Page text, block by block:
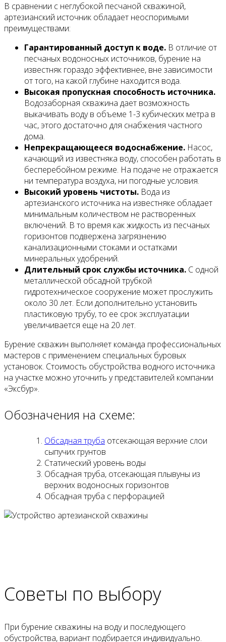
В сравнении с неглубокой песчаной скважиной,
артезианский источник обладает неоспоримыми
преимуществами:
Гарантированный доступ к воде. В отличие от
песчаных водоносных источников, бурение на
известняк гораздо эффективнее, вне зависимости
от того, на какой глубине находится вода.
Высокая пропускная способность источника.
Водозаборная скважина дает возможность
выкачивать воду в объеме 1-3 кубических метра в
час, этого достаточно для снабжения частного
дома.
Непрекращающееся водоснабжение. Насос,
качающий из известняка воду, способен работать в
бесперебойном режиме. На подаче не отражается
ни температура воздуха, ни погодные условия.
Высокий уровень чистоты. Вода из
артезианского источника на известняке обладает
минимальным количеством не растворенных
включений. В то время как жидкость из песчаных
горизонтов подвержена загрязнению
канализационными стоками и остатками
минеральных удобрений.
Длительный срок службы источника. С одной
металлической обсадной трубкой
гидротехническое сооружение может прослужить
около 30 лет. Если дополнительно установить
пластиковую трубу, то ее срок эксплуатации
увеличивается еще на 20 лет.
Бурение скважин выполняет команда профессиональных
мастеров с применением специальных буровых
установок. Стоимость обустройства водного источника
на участке можно уточнить у представителей компании
«Эксбур».
Обозначения на схеме:
Обсадная труба отсекающая верхние слои
сыпучих грунтов
Статический уровень воды
Обсадная труба, отсекающая плывуны из
верхних водоносных горизонтов
Обсадная труба с перфорацией
Советы по выбору
При бурение скважины на воду и последующего
обустройства, вариант подбирается индивидуально.